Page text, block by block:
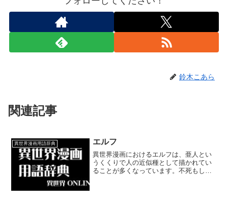
鈴木こあら
関連記事
異世界漫画用語辞典 エルフ
異世界漫画におけるエルフは、亜人とい
うくくりで人の近似種として描かれてい
ることが多くなっています。不死もしく